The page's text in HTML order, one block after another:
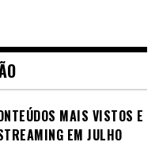
MAIS VISTOS E
EM JULHO